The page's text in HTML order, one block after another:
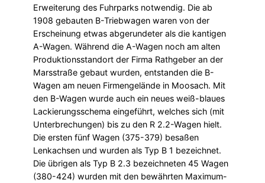
Erweiterung des Fuhrparks notwendig. Die ab
1908 gebauten B-Triebwagen waren von der
Erscheinung etwas abgerundeter als die kantigen
A-Wagen. Während die A-Wagen noch am alten
Produktionsstandort der Firma Rathgeber an der
Marsstraße gebaut wurden, entstanden die B-
Wagen am neuen Firmengelände in Moosach. Mit
den B-Wagen wurde auch ein neues weiß-blaues
Lackierungsschema eingeführt, welches sich (mit
Unterbrechungen) bis zu den R 2.2-Wagen hielt.
Die ersten fünf Wagen (375-379) besaßen
Lenkachsen und wurden als Typ B 1 bezeichnet.
Die übrigen als Typ B 2.3 bezeichneten 45 Wagen
(380-424) wurden mit den bewährten Maximum-